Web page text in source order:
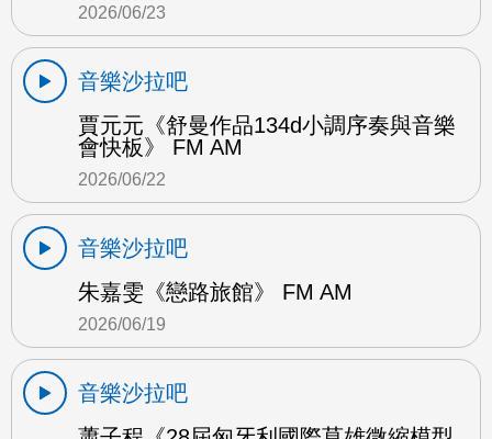
2026/06/23
音樂沙拉吧
賈元元《舒曼作品134d小調序奏與音樂
會快板》 FM AM
2026/06/22
音樂沙拉吧
朱嘉雯《戀路旅館》 FM AM
2026/06/19
音樂沙拉吧